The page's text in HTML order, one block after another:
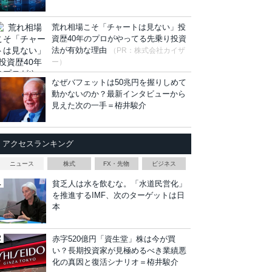
荒れ相場こそ「チャートは見ない」投
資歴40年のプロがやってる先乗り投資
法が有効な理由
（PR：株式会社カイザ
ー）
なぜバフェットは50兆円を握りしめて
動かないのか？最新インタビューから
見えた次の一手＝栫井駿介
アクセスランキング
ニュース 株式 FX・先物 ビジネス
貧乏人は水を飲むな。「水道民営化」
を推進するIMF、次のターゲットは日
本
赤字520億円「資生堂」株は今が買
い？長期投資家が見極めるべき業績悪
化の真因と復活シナリオ＝栫井駿介